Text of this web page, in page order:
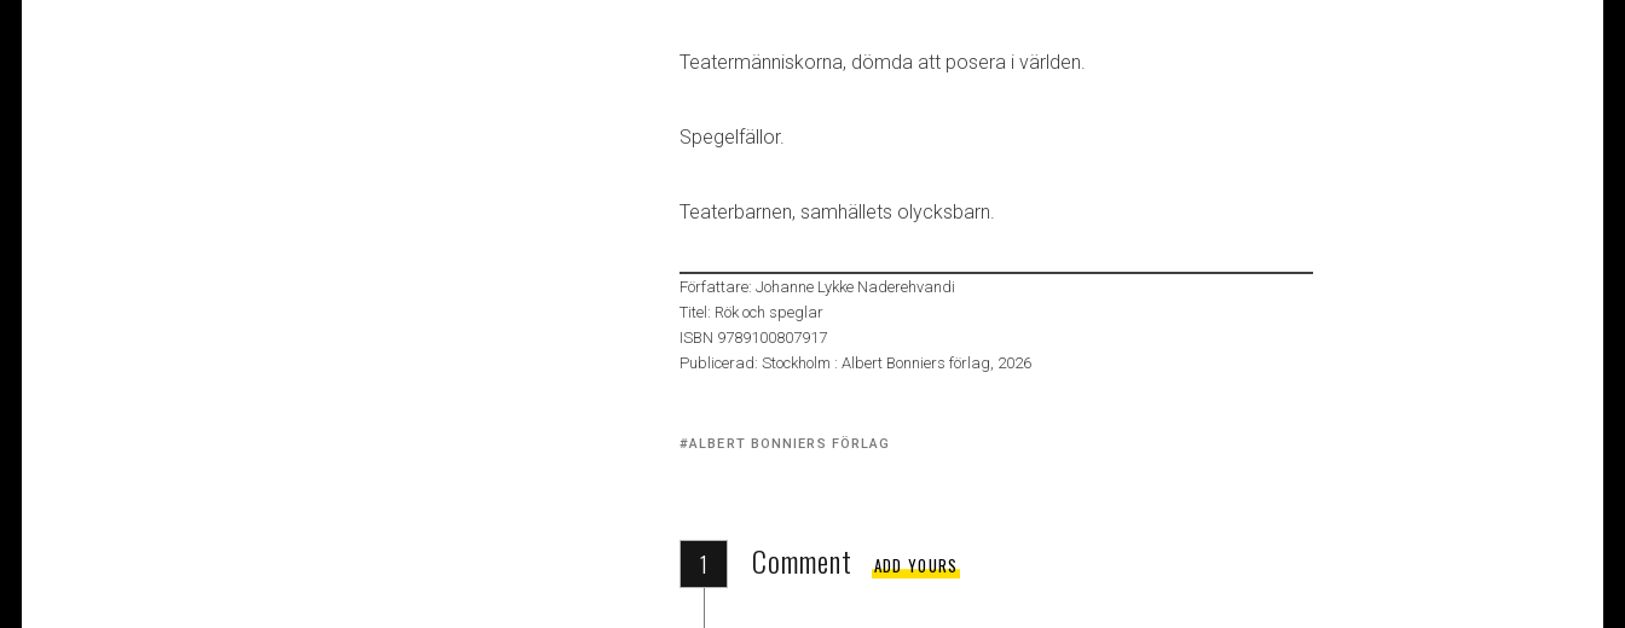
Teatermänniskorna, dömda att posera i världen.
Spegelfällor.
Teaterbarnen, samhällets olycksbarn.
Författare: Johanne Lykke Naderehvandi
Titel: Rök och speglar
ISBN 9789100807917
Publicerad: Stockholm : Albert Bonniers förlag, 2026
Tagged
ALBERT BONNIERS FÖRLAG
1 Comment ADD YOURS